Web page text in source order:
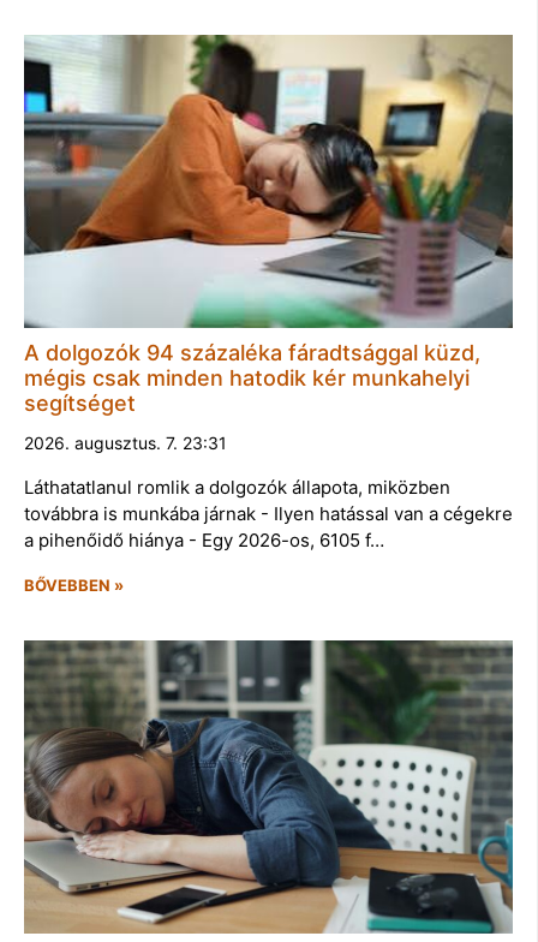
A dolgozók 94 százaléka fáradtsággal küzd,
mégis csak minden hatodik kér munkahelyi
segítséget
2026. augusztus. 7. 23:31
Láthatatlanul romlik a dolgozók állapota, miközben
továbbra is munkába járnak - Ilyen hatással van a cégekre
a pihenőidő hiánya - Egy 2026-os, 6105 f…
BŐVEBBEN »